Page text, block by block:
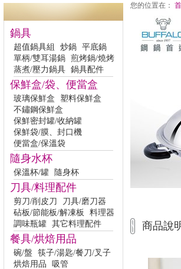
鍋具
超值鍋具組 炒鍋 平底鍋
單柄/雙耳湯鍋 煎烤鍋/燒烤
蒸煮/壓力鍋具 鍋具配件
保鮮盒/袋、便當盒
玻璃保鮮盒
塑料保鮮盒
不鏽鋼保鮮盒
保鮮密封罐/收納罐
保鮮袋/膜、封口機
便當盒/保溫袋
隨身水杯
保溫杯/罐 隨身杯
刀具/料理配件
剪刀/削皮刀
刀具/磨刀器
砧板/節能板/解凍板
料理器
調味瓶罐 其它料理配件
餐具/烘焙用品
碗/盤
筷子/湯匙/餐刀/叉子
烘焙用品
吸管
您的位置在：
商品說